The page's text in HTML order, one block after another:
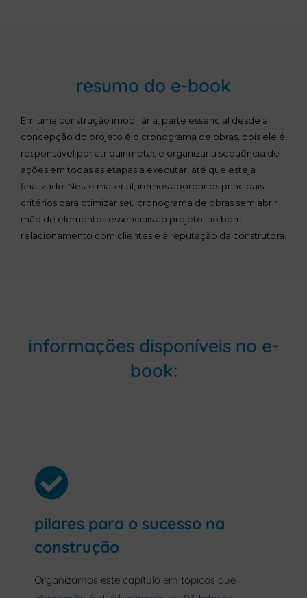
resumo do e-book
Em uma construção imobiliária, parte essencial desde a
concepção do projeto é o cronograma de obras, pois ele é
responsável por atribuir metas e organizar a sequência de
ações em todas as etapas a executar, até que esteja
finalizado. Neste material, iremos abordar os principais
critérios para otimizar seu cronograma de obras sem abrir
mão de elementos essenciais ao projeto, ao bom
relacionamento com clientes e à reputação da construtora.
informações disponíveis no e-
book:
pilares para o sucesso na
construção
Organizamos este capítulo em tópicos que